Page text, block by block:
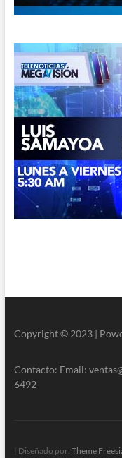
Copyright © 2023 |
Contacto: Email:
6492
| Diseñado por: Theme